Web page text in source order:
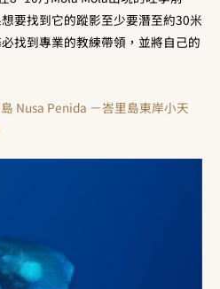
要找到它的蹤影至少要潛至約30米
找到專業的教練帶領，並將自己的
Nusa Penida －峇里島東岸小天